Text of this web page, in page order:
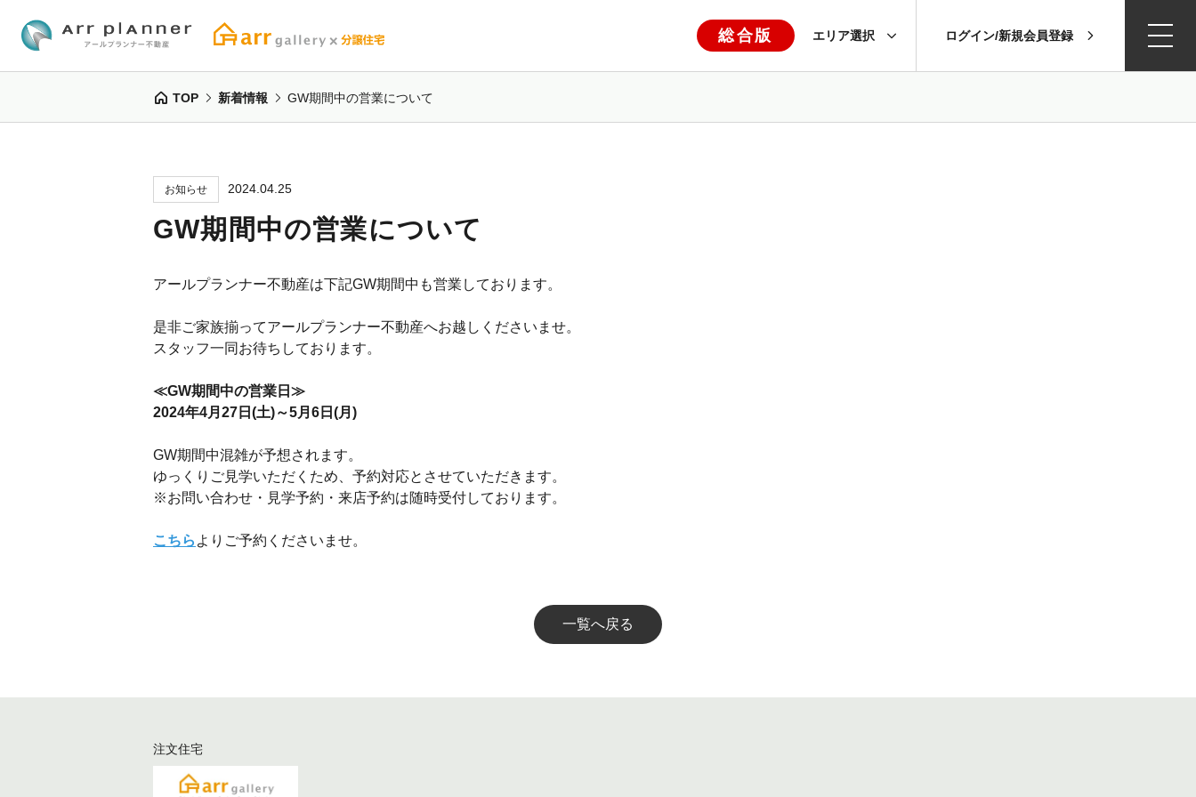
総合版 エリア選択 ログイン/新規会員登録
TOP 新着情報 GW期間中の営業について
お知らせ 2024.04.25
GW期間中の営業について
アールプランナー不動産は下記GW期間中も営業しております。
是非ご家族揃ってアールプランナー不動産へお越しくださいませ。
スタッフ一同お待ちしております。
≪GW期間中の営業日≫
2024年4月27日(土)～5月6日(月)
GW期間中混雑が予想されます。
ゆっくりご見学いただくため、予約対応とさせていただきます。
※お問い合わせ・見学予約・来店予約は随時受付しております。
こちら よりご予約くださいませ。
一覧へ戻る
注文住宅